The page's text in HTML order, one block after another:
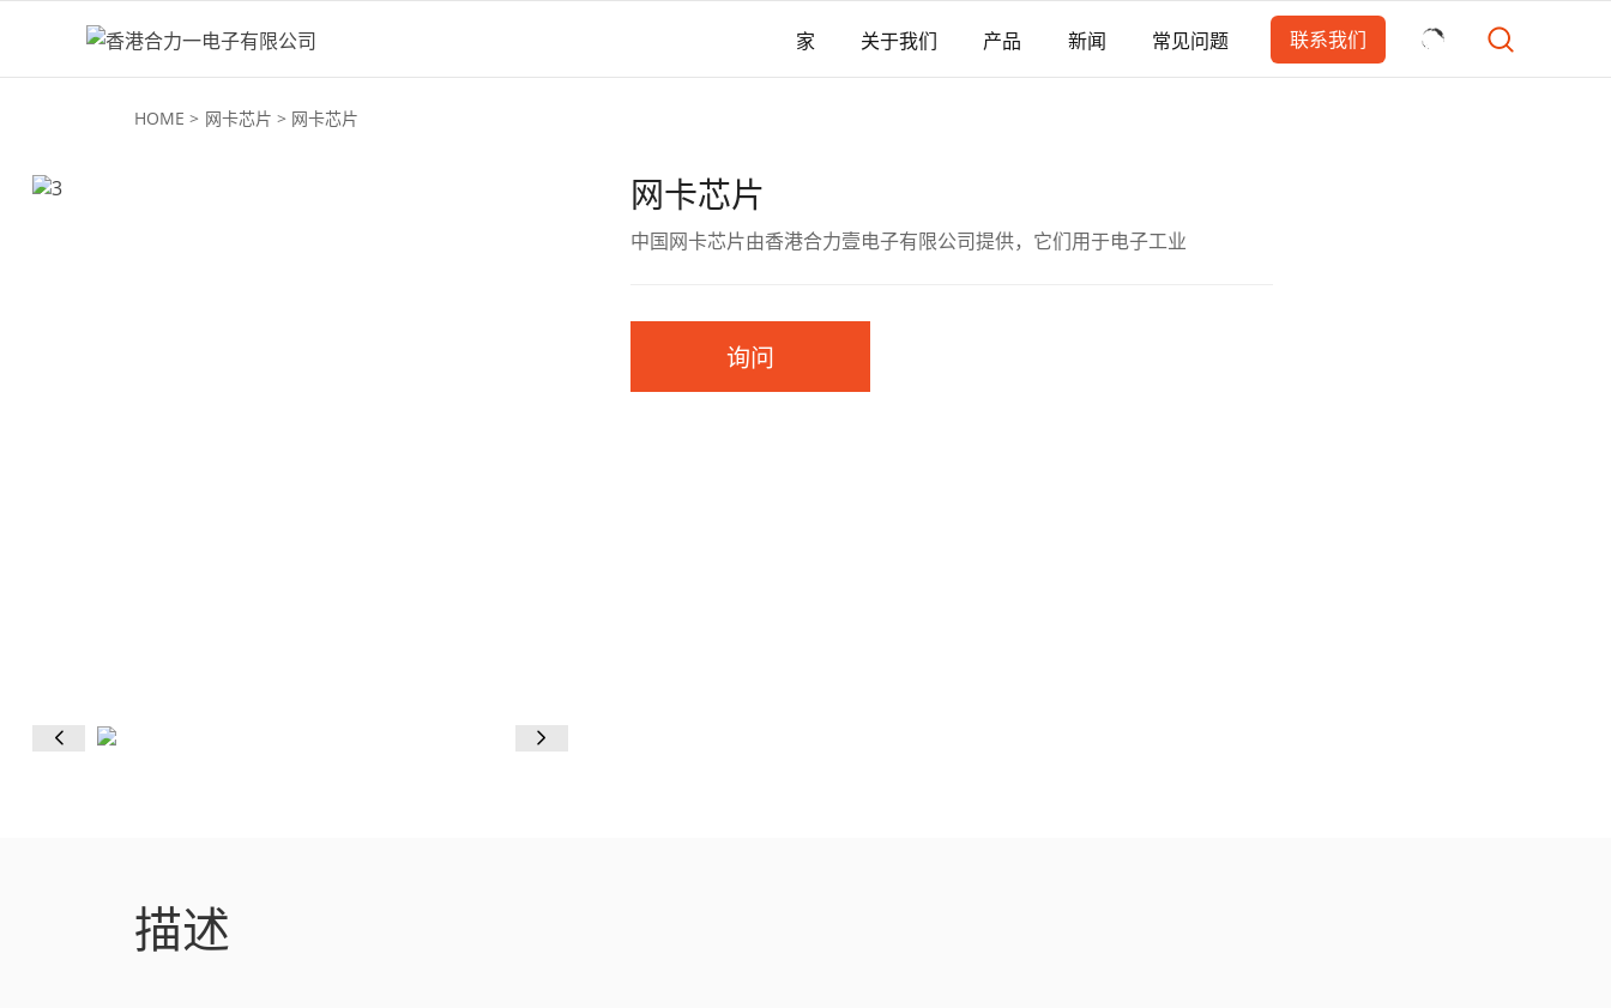
家 关于我们 产品 新闻 常见问题 联系我们
HOME 网卡芯片 网卡芯片
网卡芯片
中国网卡芯片由香港合力壹电子有限公司提供，它们用于电子工业
询问
描述